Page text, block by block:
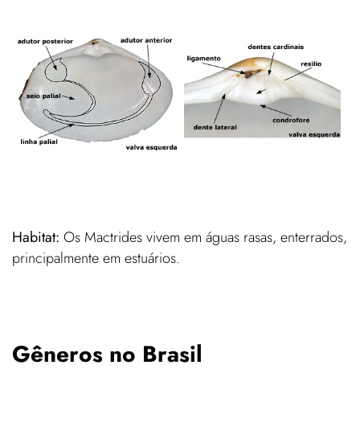
Habitat: Os Mactrides vivem em águas rasas, enterrados,
principalmente em estuários.
Gêneros no Brasil